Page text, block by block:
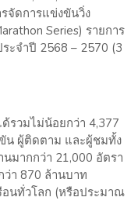
จัดการแข่งขันวิ่ง
Series) รายการ
ะจำปี 2568 – 2570 (3
ด้รวมไม่น้อยกว่า 4,377
น ผู้ติดตาม และผู้ชมทั้ง
นมากกว่า 21,000 อัตรา
า 870 ล้านบาท
อนทั่วโลก (หรือประมาณ